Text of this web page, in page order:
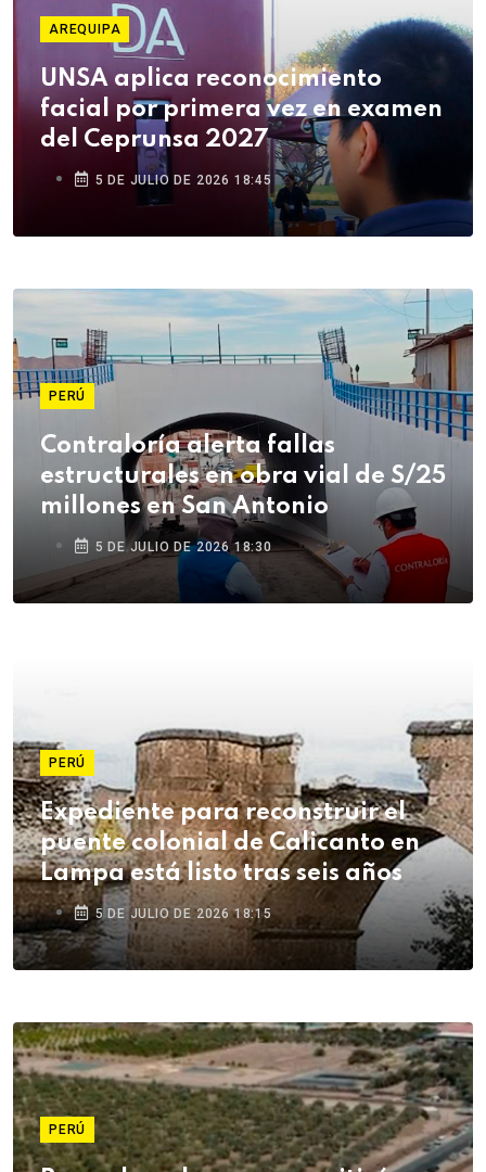
AREQUIPA
UNSA aplica reconocimiento
facial por primera vez en examen
del Ceprunsa 2027
5 DE JULIO DE 2026 18:45
PERÚ
Contraloría alerta fallas
estructurales en obra vial de S/25
millones en San Antonio
5 DE JULIO DE 2026 18:30
PERÚ
Expediente para reconstruir el
puente colonial de Calicanto en
Lampa está listo tras seis años
5 DE JULIO DE 2026 18:15
PERÚ